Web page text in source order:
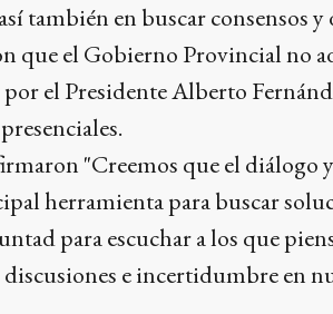
también en buscar consensos y
que el Gobierno Provincial no
el Presidente Alberto
"Creemos que el diálogo
herramienta para buscar
para escuchar a los que
e incertidumbre en